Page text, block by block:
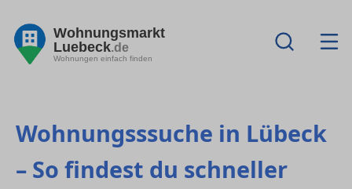
Wohnungsmarkt
Luebeck.de
Wohnungen einfach finden
Wohnungsssuche in Lübeck
– So findest du schneller